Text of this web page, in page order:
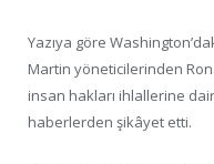
Yazıya göre
Martin yöneticilerinden
insan hakları ihlallerine dair
haberlerden şikâyet etti.